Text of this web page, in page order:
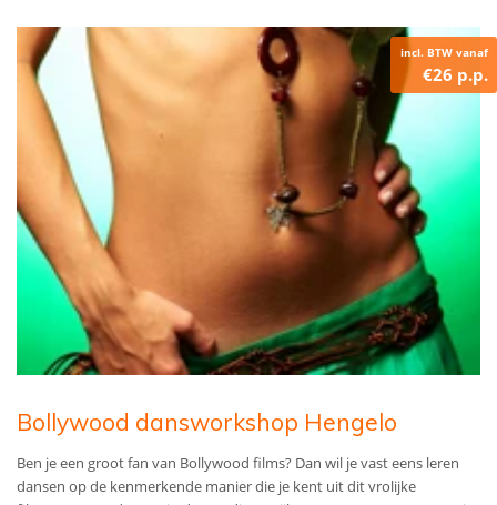
incl. BTW vanaf
€26 p.p.
Bollywood dansworkshop Hengelo
Ben je een groot fan van Bollywood films? Dan wil je vast eens leren
dansen op de kenmerkende manier die je kent uit dit vrolijke